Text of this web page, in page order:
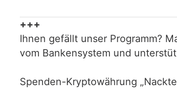
+++
Ihnen gefällt unser Programm?
vom Bankensystem und
Spenden-Kryptowährung